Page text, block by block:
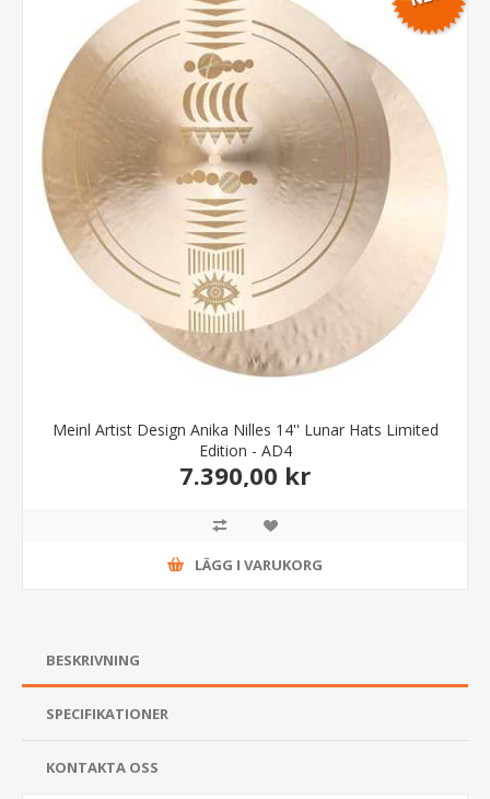
Meinl Artist Design Anika Nilles 14'' Lunar Hats Limited
Edition - AD4
7.390,00 kr
LÄGG I VARUKORG
BESKRIVNING
SPECIFIKATIONER
KONTAKTA OSS